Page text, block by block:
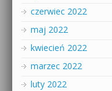
czerwiec 2022
maj 2022
kwiecień 2022
marzec 2022
luty 2022